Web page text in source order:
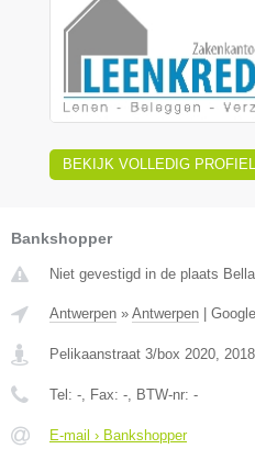
BEKIJK VOLLEDIG PROFIEL
Bankshopper
Niet gevestigd in de plaats
Antwerpen » Antwerpen
Pelikaanstraat 3/box 2020 2018
Tel: - , Fax: - , BTW-nr: -
E-mail › Bankshopper